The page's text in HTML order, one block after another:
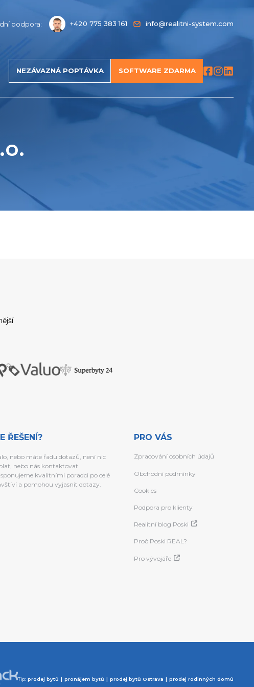
podpora: +420 775 383 161 info@realitni-system.com
NEZÁVAZNÁ POPTÁVKA SOFTWARE ZDARMA
ŘEŠENÍ?
nebo máte řadu dotazů, není nic
nebo nás kontaktovat
kvalitními poradci po celé
a pomohou vyjasnit dotazy.
PRO VÁS
Zpracování osobních údajů
Obchodní podmínky
Cookies
Podpora pro klienty
Realitní blog Poski
Proč Poski REAL?
Pro vývojáře
Tip: prodej bytů pronájem bytů prodej bytů Ostrava prodej rodinných domů